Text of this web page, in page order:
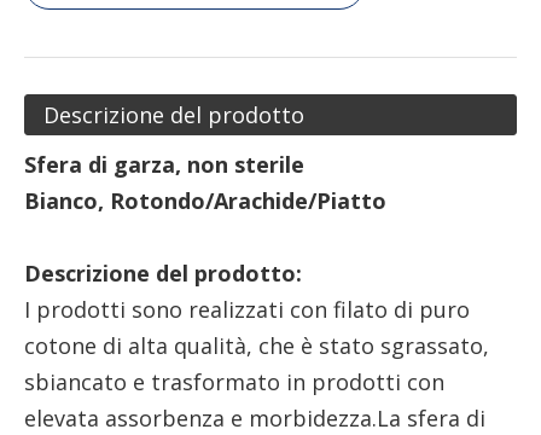
Descrizione del prodotto
Sfera di garza, non sterile
Bianco, Rotondo/Arachide/Piatto
Descrizione del prodotto:
I prodotti sono realizzati con filato di puro
cotone di alta qualità, che è stato sgrassato,
sbiancato e trasformato in prodotti con
elevata assorbenza e morbidezza.La sfera di